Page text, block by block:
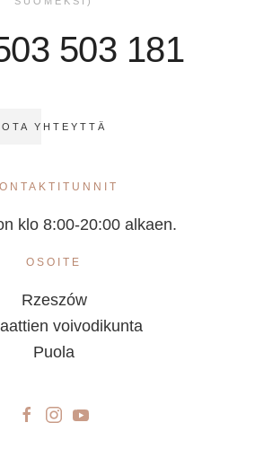
503 181
OTA YHTEYTTÄ
klo 8:00-20:00 alkaen.
OSOITE
Rzeszów
voivodikunta
Puola